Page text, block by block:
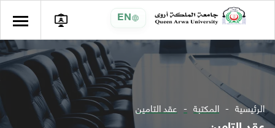
EN
الرئيسية المكتبة عقد التامين